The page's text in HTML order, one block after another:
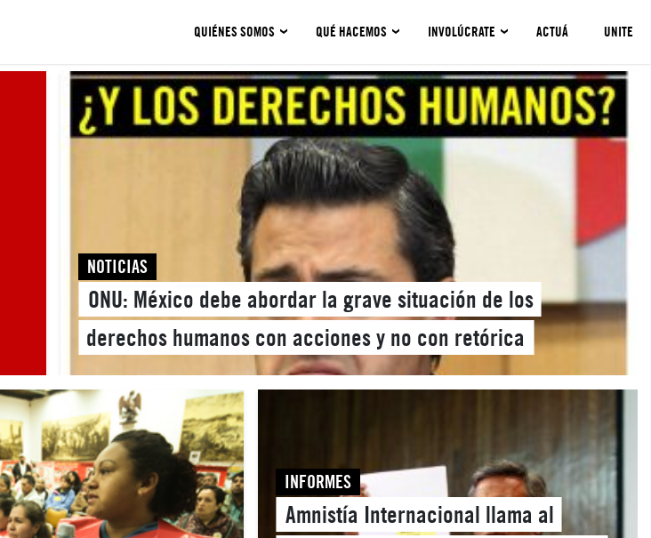
QUIÉNES SOMOS QUÉ HACEMOS INVOLÚCRATE ACTUÁ UNITE
NOTICIAS
ONU: México debe abordar la grave situación de los
derechos humanos con acciones y no con retórica
INFORMES
Amnistía Internacional llama al